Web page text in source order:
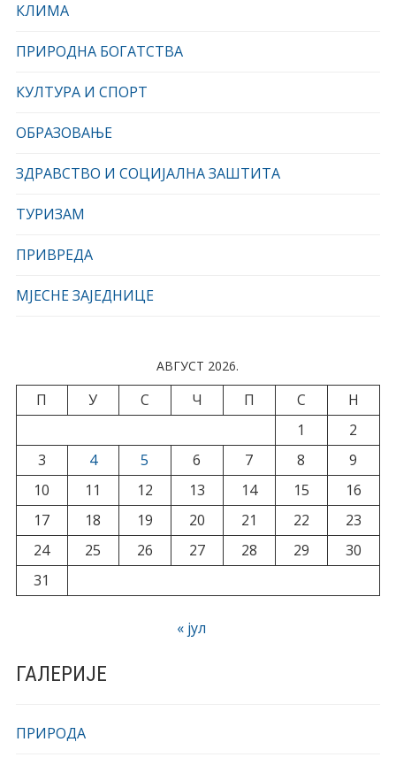
КЛИМА
ПРИРОДНА БОГАТСТВА
КУЛТУРА И СПОРТ
ОБРАЗОВАЊЕ
ЗДРАВСТВО И СОЦИЈАЛНА ЗАШТИТА
ТУРИЗАМ
ПРИВРЕДА
МЈЕСНЕ ЗАЈЕДНИЦЕ
АВГУСТ 2026.
П У С Ч П С
Н
1
2
3
4 5 6 7 8
9
10
11 12 13 14 15
16
17
18 19 20 21 22
23
24
25 26 27 28 29
30
31
« јул
ГАЛЕРИЈЕ
ПРИРОДА